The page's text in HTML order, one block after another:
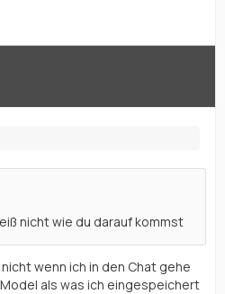
nicht wie du darauf kommst
wenn ich in den Chat gehe
als was ich eingespeichert